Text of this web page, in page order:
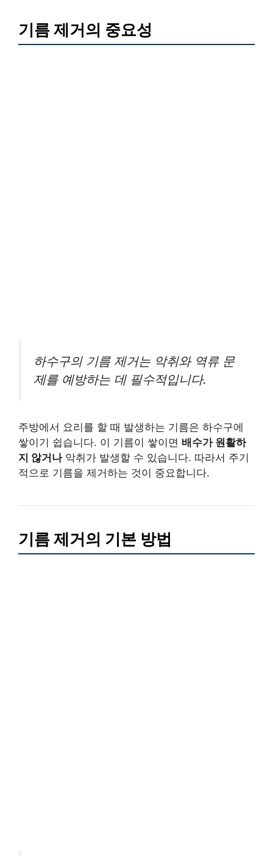
기름 제거의 중요성
하수구의 기름 제거는 악취와 역류 문
제를 예방하는 데 필수적입니다.
주방에서 요리를 할 때 발생하는 기름은 하수구에
쌓이기 쉽습니다. 이 기름이 쌓이면 배수가 원활하
지 않거나악취가 발생할 수 있습니다. 따라서 주기
적으로 기름을 제거하는 것이 중요합니다.
기름 제거의 기본 방법